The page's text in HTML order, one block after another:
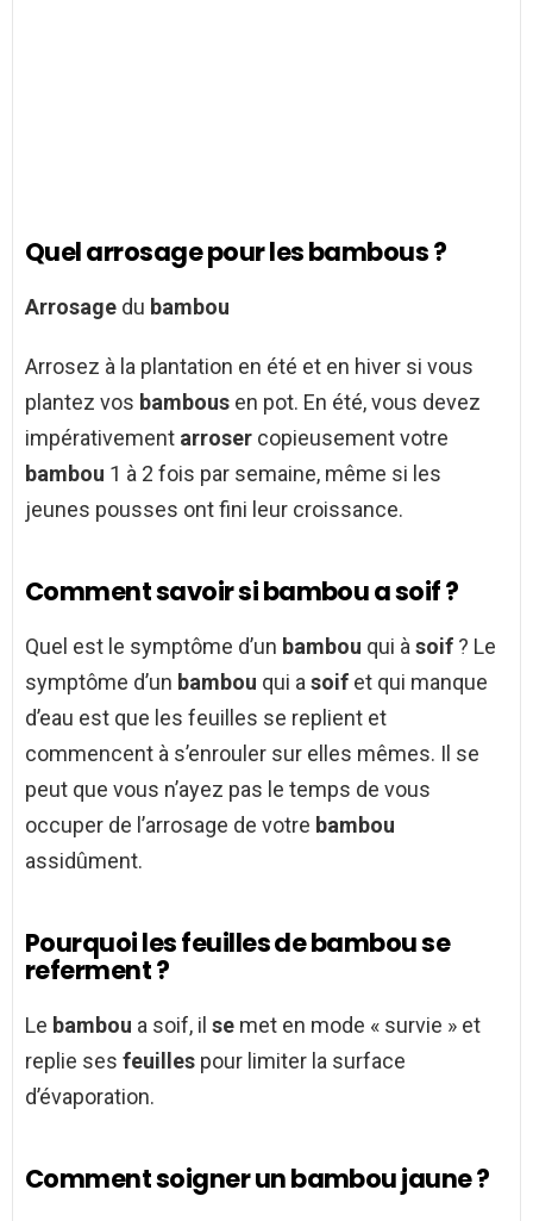
Quel arrosage pour les bambous ?
Arrosage du bambou
Arrosez à la plantation en été et en hiver si vous
plantez vos bambous en pot. En été, vous devez
impérativement arroser copieusement votre
bambou 1 à 2 fois par semaine, même si les
jeunes pousses ont fini leur croissance.
Comment savoir si bambou a soif ?
Quel est le symptôme d’un bambou qui àsoif ? Le
symptôme d’un bambou qui asoif et qui manque
d’eau est que les feuilles se replient et
commencent à s’enrouler sur elles mêmes. Il se
peut que vous n’ayez pas le temps de vous
occuper de l’arrosage de votre bambou
assidûment.
Pourquoi les feuilles de bambou se
referment ?
Le bambou a soif, il se met en mode « survie » et
replie ses feuilles pour limiter la surface
d’évaporation.
Comment soigner un bambou jaune ?